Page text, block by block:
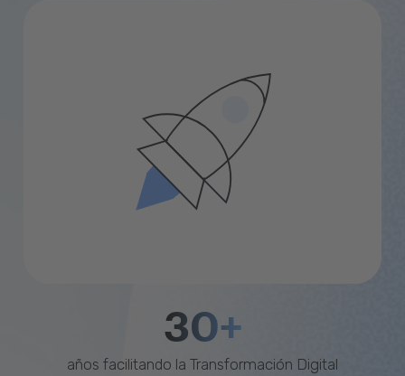
30+
años facilitando la Transformación Digital